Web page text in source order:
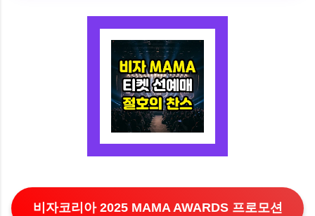
않으므로 반드시 기간 내 사용해야 합니다.
2. 1인·다인가구별 지원금액 📊 2025년 기
준, 에너지 바우처는 가구원 수에 따라 아래
와 같이 지급됩니다. 금액은 난방용(겨울철)
기준으로, 1년에 한 번 충전됩니다. 구분 ...
비자코리아 2025 MAMA AWARDS 프로모션